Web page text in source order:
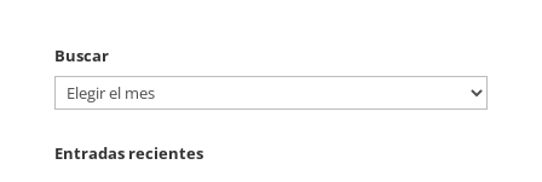
Buscar
Buscar
Entradas recientes